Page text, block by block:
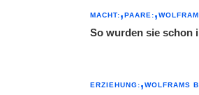
MACHT: PAARE:
So wurden sie schon
ERZIEHUNG: WOLFRAMS